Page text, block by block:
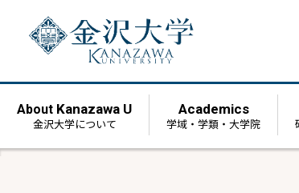
About Kanazawa U
金沢大学について
Academics
学域・学類・大学院